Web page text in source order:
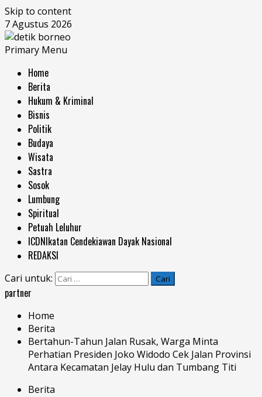
Skip to content
7 Agustus 2026
Primary Menu
Home
Berita
Hukum & Kriminal
Bisnis
Politik
Budaya
Wisata
Sastra
Sosok
Lumbung
Spiritual
Petuah Leluhur
ICDNIkatan Cendekiawan Dayak Nasional
REDAKSI
Cari untuk:
partner
Home
Berita
Bertahun-Tahun Jalan Rusak, Warga Minta
Perhatian Presiden Joko Widodo Cek Jalan Provinsi
Antara Kecamatan Jelay Hulu dan Tumbang Titi
Berita